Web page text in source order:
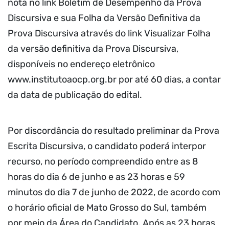
nota no link Boletim de Desempenho da Prova
Discursiva e sua Folha da Versão Definitiva da
Prova Discursiva através do link Visualizar Folha
da versão definitiva da Prova Discursiva,
disponíveis no endereço eletrônico
www.institutoaocp.org.br por até 60 dias, a contar
da data de publicação do edital.
Por discordância do resultado preliminar da Prova
Escrita Discursiva, o candidato poderá interpor
recurso, no período compreendido entre as 8
horas do dia 6 de junho e as 23 horas e 59
minutos do dia 7 de junho de 2022, de acordo com
o horário oficial de Mato Grosso do Sul, também
por meio da Área do Candidato. Após as 23 horas